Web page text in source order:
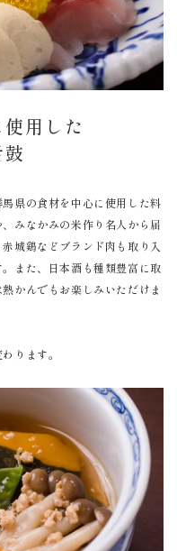
用した
県の食材を中心に使用した料
みなかみの米作り名人から届
城鶏などブランド肉も取り入
また、日本酒も種類豊富に取
かんでもお楽しみいただけま
ります。